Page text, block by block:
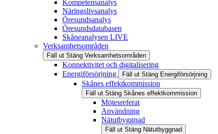
Kompetensanalys
Näringslivsanalys
Öresundsanalys
Öresundsdatabasen
Skåneanalysen LIVE
Verksamhetsområden
Fäll ut Stäng Verksamhetsområden
Konnektivitet och digitalisering
Energiförsörjning
Fäll ut Stäng Energiförsörjning
Skånes effektkommission
Fäll ut Stäng Skånes effektkommission
Mötesreferat
Användning
Nätutbyggnad
Fäll ut Stäng Nätutbyggnad